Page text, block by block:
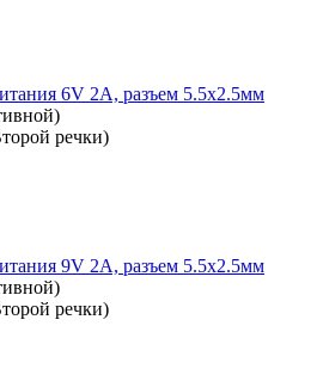
6V 2A, разъем 5.5х2.5мм
речки)
9V 2A, разъем 5.5х2.5мм
речки)